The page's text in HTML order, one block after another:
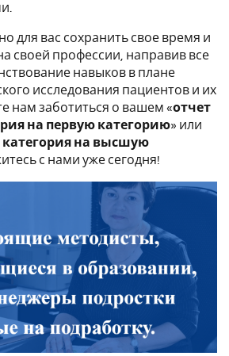
для вас сохранить свое время и
своей профессии, направив все
навыков в плане
исследования пациентов и их
нам заботиться о вашем «отчет
на первую категорию» или
категория на высшую
с нами уже сегодня!